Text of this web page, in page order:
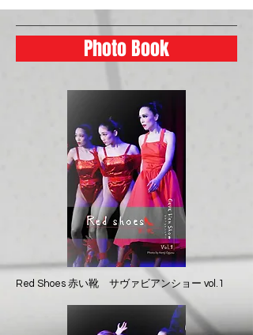
Photo Book
Red Shoes 赤い靴 サヴァビアンショー vol.1​